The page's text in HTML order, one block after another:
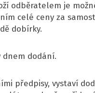
odběratelem je
celé ceny za
dobírky.
dodání.
předpisy, vystaví